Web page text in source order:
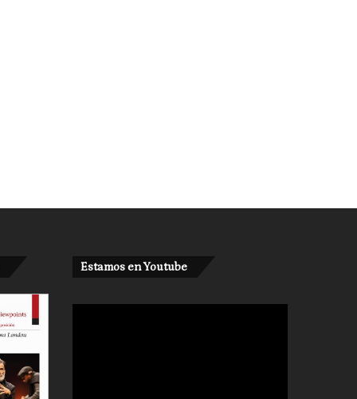
Estamos en Youtube